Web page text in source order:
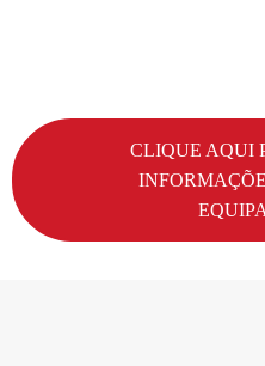
CLIQUE AQUI